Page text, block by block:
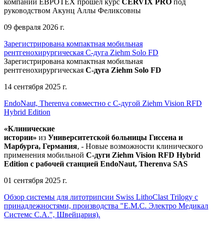
руководством Акунц Аллы Феликсовны
09 февраля 2026 г.
Зарегистрирована компактная мобильная
рентгенохирургическая С-дуга Ziehm Solo FD
Зарегистрирована компактная мобильная
рентгенохирургическая С-дуга Ziehm Solo FD
14 сентября 2025 г.
EndoNaut, Therenva совместно с С-дугой Ziehm Vision RFD
Hybrid Edition
«Клинические
истории» из Университетской больницы Гиссена и
Марбурга, Германия, - Новые возможности клинического
применения мобильной С-дуги Ziehm Vision RFD Hybrid
Edition с рабочей станцией EndoNaut, Therenva SAS
01 сентября 2025 г.
Обзор системы для литотрипсии Swiss LithoClast Trilogy с
принадлежностями, производства "Е.М.С. Электро Медикал
Системс С.А.", Швейцария).